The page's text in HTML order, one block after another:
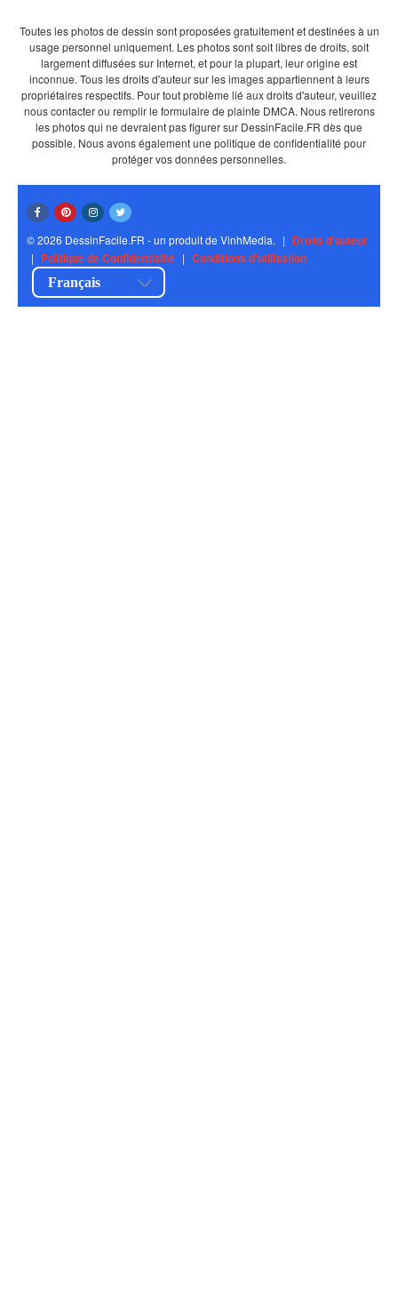
Toutes les photos de dessin sont proposées gratuitement et destinées à un
usage personnel uniquement. Les photos sont soit libres de droits, soit
largement diffusées sur Internet, et pour la plupart, leur origine est
inconnue. Tous les droits d'auteur sur les images appartiennent à leurs
propriétaires respectifs. Pour tout problème lié aux droits d'auteur, veuillez
nous contacter ou remplir le formulaire de plainte DMCA. Nous retirerons
les photos qui ne devraient pas figurer sur DessinFacile.FR dès que
possible. Nous avons également une politique de confidentialité pour
protéger vos données personnelles.
© 2026 DessinFacile.FR - un produit de VinhMedia. | Droits d'auteur
| Politique de Confidentialité | Conditions d'utilisation
Français